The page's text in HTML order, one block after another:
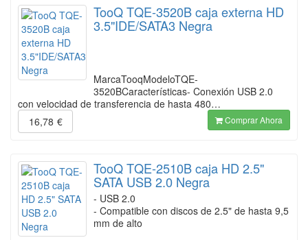
TooQ TQE-3520B caja externa HD
3.5"IDE/SATA3 Negra
MarcaTooqModeloTQE-
3520BCaracterísticas- Conexión USB 2.0
con velocidad de transferencia de hasta 480…
16,78 € Comprar Ahora
TooQ TQE-2510B caja HD 2.5"
SATA USB 2.0 Negra
- USB 2.0
- Compatible con discos de 2.5" de hasta 9,5
mm de alto